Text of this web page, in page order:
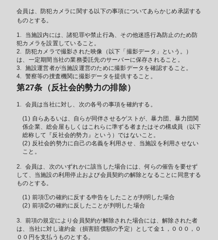
会員は、防犯カメラに関する以下の事項についてあらかじめ承諾する
ものとする。
当施設内には、諸犯罪や禁止行為、その他迷惑行為防止のため防
犯カメラを設置していること。
防犯カメラで撮影された映像（以下「撮影データ」という。）
は、一定期間当社の業務委託先のサーバーに保存されること。
施設運営者が当施設運営のために撮影データを確認すること。
警察等の捜査機関に撮影データを提供すること。
第27条（反社会的勢力の排除）
会員は当社に対し、次の各号の事項を確約する。
自らあるいは、自らが同伴させるゲストが、暴力団、暴力団関
係企業、総会屋もしくはこれらに準ずる者またはその構成員（以下
総称して『反社会的勢力』という）ではないこと。
反社会的勢力に自己の名義を利用させ、当施設を利用させない
こと。
会員は、次のいずれかに該当した場合には、何らの催告を要せず
して、当施設の利用停止および会員契約の解除となることに同意する
ものとする。
前項①の確約に反する申告をしたことが判明した場合
前項②の確約に反したことが判明した場合
前項の規定により会員契約が解除された場合には、解除された者
は、当社に対し違約金（損害賠償額の予定）として金１，０００，０
００円を支払うものとする。